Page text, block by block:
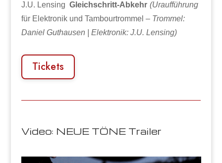
J.U. Lensing Gleichschritt-Abkehr (Uraufführung
für Elektronik und Tambourtrommel – Trommel:
Daniel Guthausen | Elektronik: J.U. Lensing)
Tickets
Video: NEUE TÖNE Trailer